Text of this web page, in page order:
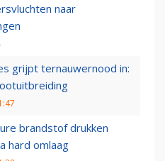
naar
grijpt ternauwernood in:
brandstof drukken
hard omlaag